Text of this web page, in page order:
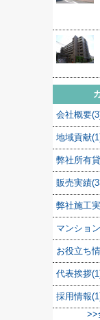
会社概要
地域貢献
弊社所有
販売実績
弊社施工
マンショ
お役立ち
代表挨拶
採用情報
>>